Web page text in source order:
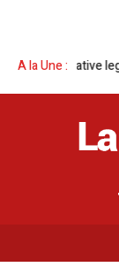
A la Une :
legislative.